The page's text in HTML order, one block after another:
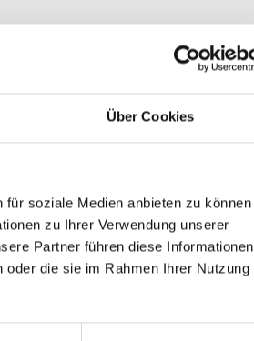
Über Cookies
soziale Medien anbieten zu können
zu Ihrer Verwendung unserer
Partner führen diese Informationen
die sie im Rahmen Ihrer Nutzung